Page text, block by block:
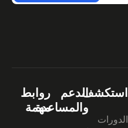
استكشف
الدورات
الدعم
والمساعدة
روابط
مهمة